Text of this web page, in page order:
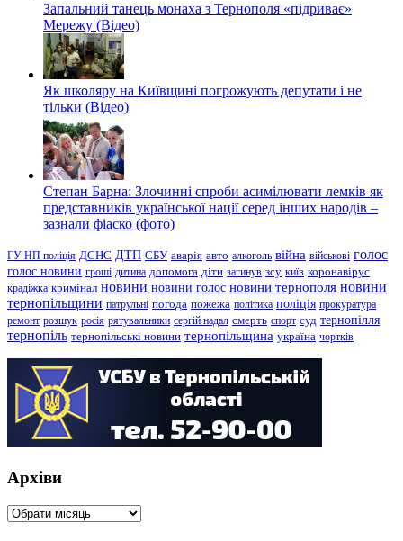
Запальний танець монаха з Тернополя «підриває»
Мережу (Відео)
Як школяру на Київщині погрожують депутати і не
тільки (Відео)
Степан Барна: Злочинні спроби асимілювати лемків як
представників української нації серед інших народів –
зазнали фіаско (фото)
ГУ НП поліція ДСНС ДТП СБУ аварія авто алкоголь війна військові голос
голос новини гроші дитина допомога діти загинув зсу київ коронавірус
крадіжка кримінал новини новини голос новини тернополя новини
тернопільщини патрульні погода пожежа політика поліція прокуратура
ремонт розшук росія рятувальники сергій надал смерть спорт суд тернопілля
тернопіль тернопільські новини тернопільщина україна чортків
Архіви
Архіви